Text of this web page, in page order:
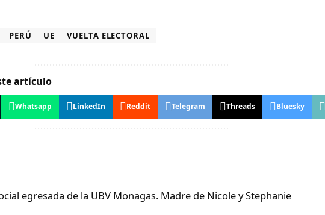
PERÚ UE VUELTA ELECTORAL
artículo
Whatsapp LinkedIn Reddit Telegram Threads Bluesky
egresada de la UBV Monagas. Madre de Nicole y Stephanie